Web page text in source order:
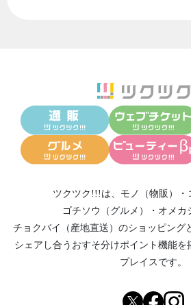
ツクツク!!!は、 モノ（物販） ・
ゴチソウ（グルメ）
・ オメカ
チョクバイ（産地直送） のショッピング
シェアし合う おすそ分けポイント機能を
プレイスです。